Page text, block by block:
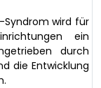
Syndrom wird für
ein
durch
die Entwicklung